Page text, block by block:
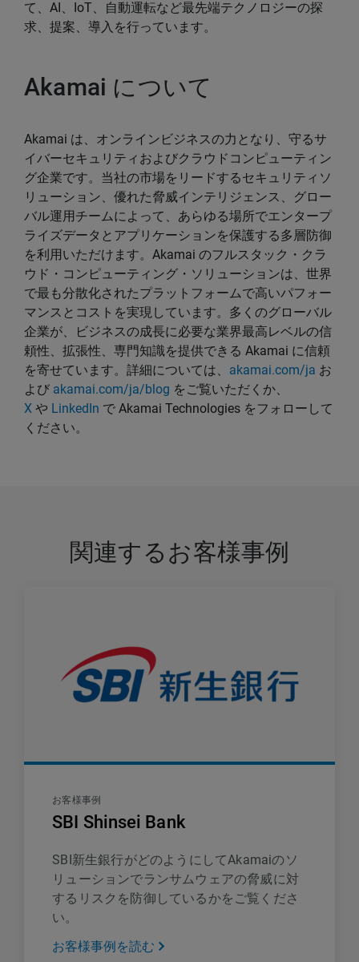
て、AI、IoT、自動運転など最先端テクノロジーの探
求、提案、導入を行っています。
Akamai について
Akamai は、オンラインビジネスの力となり、守るサ
イバーセキュリティおよびクラウドコンピューティン
グ企業です。当社の市場をリードするセキュリティソ
リューション、優れた脅威インテリジェンス、グロー
バル運用チームによって、あらゆる場所でエンタープ
ライズデータとアプリケーションを保護する多層防御
を利用いただけます。Akamai のフルスタック・クラ
ウド・コンピューティング・ソリューションは、世界
で最も分散化されたプラットフォームで高いパフォー
マンスとコストを実現しています。多くのグローバル
企業が、ビジネスの成長に必要な業界最高レベルの信
頼性、拡張性、専門知識を提供できる Akamai に信頼
を寄せています。詳細については、 akamai.com/ja お
よび akamai.com/ja/blog をご覧いただくか、
X や LinkedIn で Akamai Technologies をフォローして
ください。
関連するお客様事例
お客様事例
SBI Shinsei Bank
SBI新生銀行がどのようにしてAkamaiのソ
リューションでランサムウェアの脅威に対
するリスクを防御しているかをご覧くださ
い。
お客様事例を読む